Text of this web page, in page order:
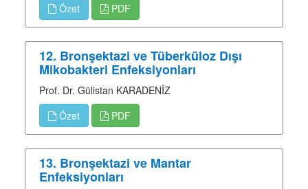
Özet
PDF
12. Bronşektazi ve Tüberküloz Dışı
Mikobakteri Enfeksiyonları
Prof. Dr. Gülistan KARADENİZ
Özet
PDF
13. Bronşektazi ve Mantar
Enfeksiyonları